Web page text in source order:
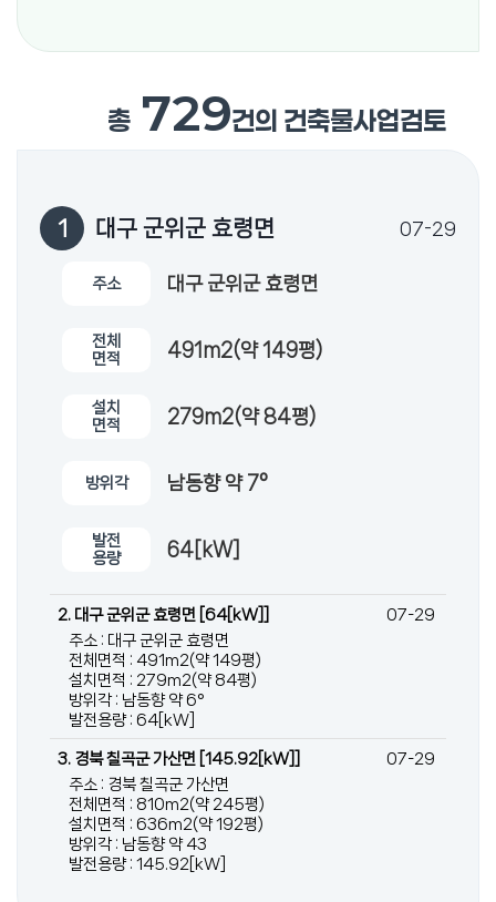
총 729건의 건축물사업검토
1 대구 군위군 효령면 07-29
주소 대구 군위군 효령면
전체
면적
491m2(약 149평)
설치
면적
279m2(약 84평)
방위각 남동향 약 7°
발전
용량
64[kW]
2. 대구 군위군 효령면 [64[kW]]
07-29
주소 : 대구 군위군 효령면
전체면적 : 491m2(약 149평)
설치면적 : 279m2(약 84평)
방위각 : 남동향 약 6°
발전용량 : 64[kW]
3. 경북 칠곡군 가산면 [145.92[kW]]
07-29
주소 : 경북 칠곡군 가산면
전체면적 : 810m2(약 245평)
설치면적 : 636m2(약 192평)
방위각 : 남동향 약 43
발전용량 : 145.92[kW]